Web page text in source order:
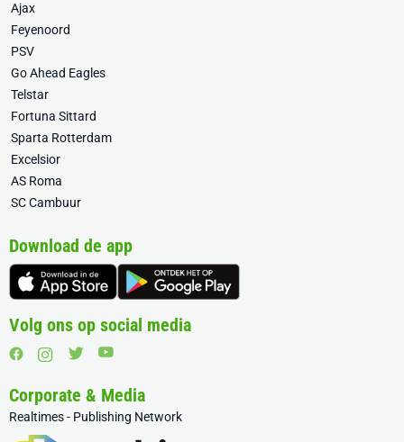
Ajax
Feyenoord
PSV
Go Ahead Eagles
Telstar
Fortuna Sittard
Sparta Rotterdam
Excelsior
AS Roma
SC Cambuur
Download de app
Volg ons op social media
Corporate & Media
Realtimes - Publishing Network